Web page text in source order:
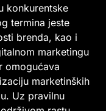
konkurentske
termina jeste
brenda, kao i
marketingu
omogućava
marketinških
Uz pravilnu